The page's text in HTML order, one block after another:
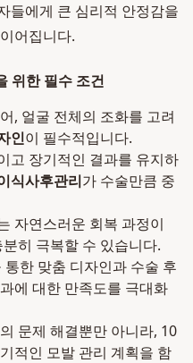
들에게 큰 심리적 안정감을
어집니다.
위한 필수 조건
, 얼굴 전체의 조화를 고려
인이 필수적입니다.
고 장기적인 결과를 유지하
식사후관리가 수술만큼 중
자연스러운 회복 과정이
히 극복할 수 있습니다.
한 맞춤 디자인과 수술 후
에 대한 만족도를 극대화
문제 해결뿐만 아니라, 10
적인 모발 관리 계획을 함